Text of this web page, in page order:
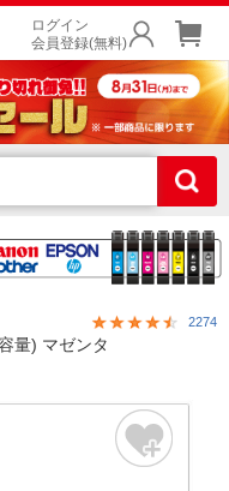
ログイン
会員登録(無料)
2274
量) マゼンタ